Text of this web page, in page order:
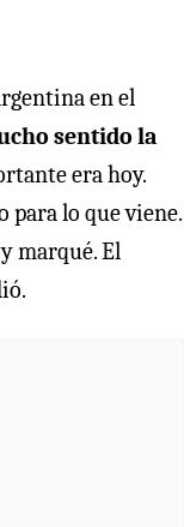
en el
sentido la
era hoy.
para lo que viene.
marqué. El